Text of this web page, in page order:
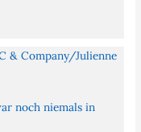
noch niemals in